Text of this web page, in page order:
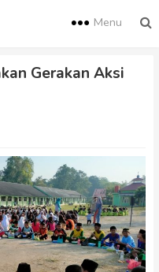
Menu
Gerakan Aksi